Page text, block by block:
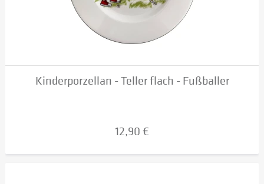
Kinderporzellan - Teller flach - Fußballer
12,90 €